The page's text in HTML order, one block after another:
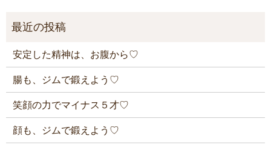
安定した精神は、お腹から♡
腸も、ジムで鍛えよう♡
笑顔の力でマイナス５才♡
顔も、ジムで鍛えよう♡